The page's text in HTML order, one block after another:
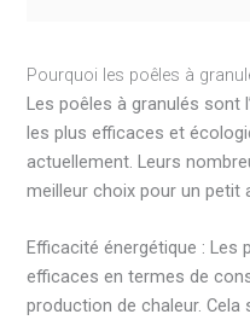
Pourquoi les poêles à
Les poêles à granulés sont
les plus efficaces et
actuellement. Leurs
meilleur choix pour un petit
Efficacité énergétique : Les
efficaces en termes de
production de chaleur. Cela